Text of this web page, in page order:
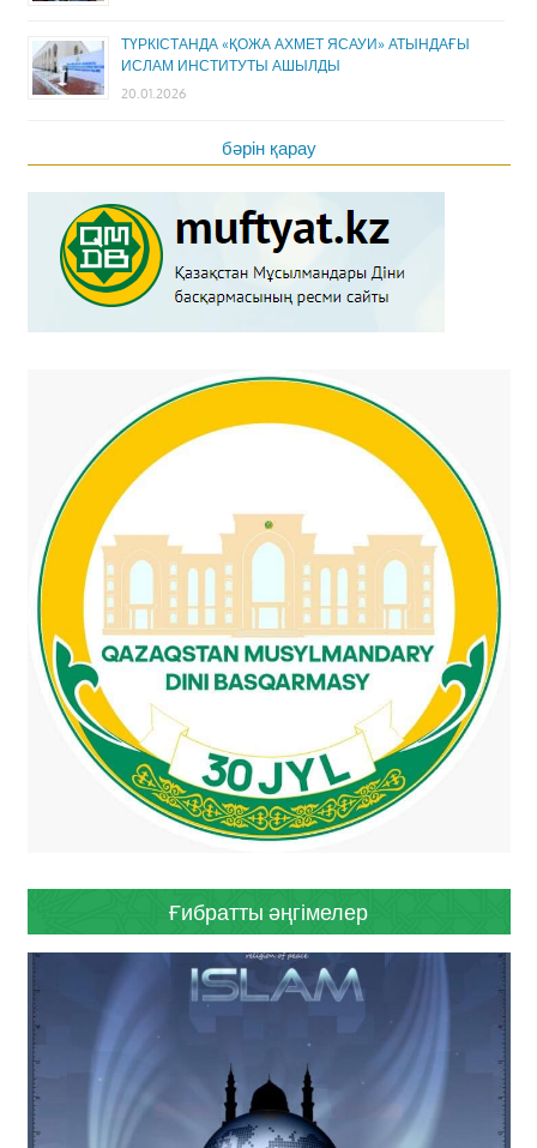
ТҮРКІСТАНДА «ҚОЖА АХМЕТ ЯСАУИ» АТЫНДАҒЫ
ИСЛАМ ИНСТИТУТЫ АШЫЛДЫ
20.01.2026
бәрін қарау
Ғибратты әңгімелер